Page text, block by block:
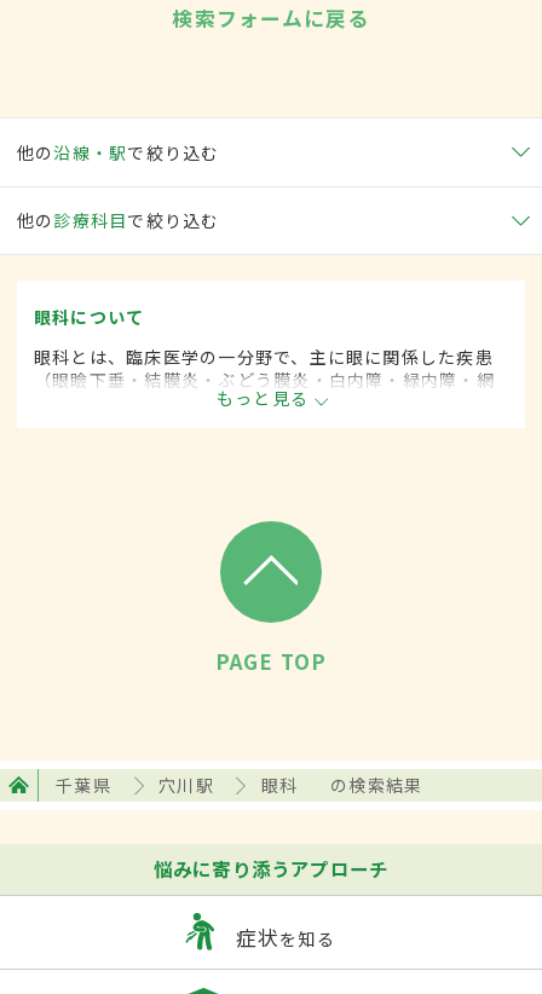
検索フォームに戻る
他の沿線・駅で絞り込む
他の 診療科目で絞り込む
眼科について
眼科とは、臨床医学の一分野で、主に眼に関係した疾患
（眼瞼下垂・結膜炎・ぶどう膜炎・白内障・緑内障・網
膜剥離など）を専門的に取り扱います。
もっと見る
PAGE TOP
千葉県 穴川駅 眼科 の検索結果
悩みに寄り添うアプローチ
症状を知る